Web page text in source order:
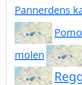
Pannerdens
molen